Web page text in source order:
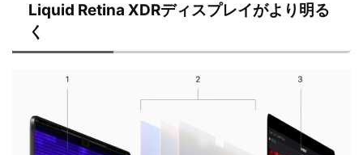
Liquid Retina XDRディスプレイがより明る
く